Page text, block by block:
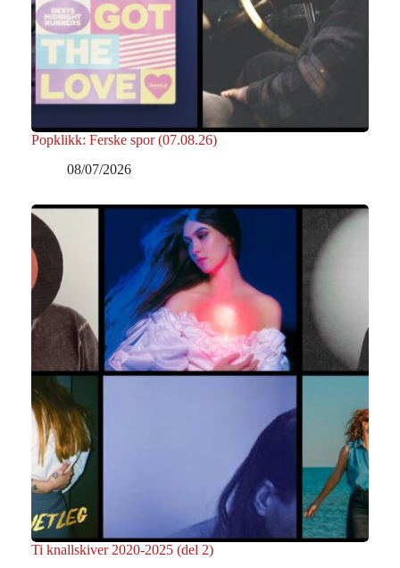
Popklikk: Ferske spor (07.08.26)
08/07/2026
Ti knallskiver 2020-2025 (del 2)